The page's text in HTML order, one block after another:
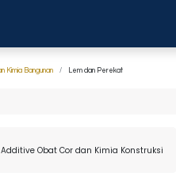
Kimia Bangunan Lem dan Perekat
Additive Obat Cor dan Kimia Konstruksi